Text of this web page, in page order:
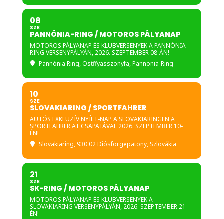
08
SZE
PANNÓNIA-RING / MOTOROS PÁLYANAP
MOTOROS PÁLYANAP ÉS KLUBVERSENYEK A PANNÓNIA-
RING VERSENYPÁLYÁN, 2026. SZEPTEMBER 08-ÁN!
Pannónia Ring, Ostffyasszonyfa, Pannonia-Ring
10
SZE
SLOVAKIARING / SPORTFAHRER
AUTÓS EXKLUZÍV NYÍLT-NAP A SLOVAKIARINGEN A
SPORTFAHRER.AT CSAPATÁVAL 2026. SZEPTEMBER 10-
ÉN!
Slovakiaring, 930 02 Diósförgepatony, Szlovákia
21
SZE
SK-RING / MOTOROS PÁLYANAP
MOTOROS PÁLYANAP ÉS KLUBVERSENYEK A
SLOVAKIARING VERSENYPÁLYÁN, 2026. SZEPTEMBER 21-
ÉN!